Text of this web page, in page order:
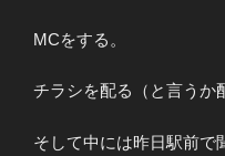
MCをする。
チラシを配る（と言うか
そして中には昨日駅前で